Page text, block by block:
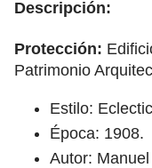
Descripción:
Protección:
Patrimonio
Estilo:
Época: 1908.
Autor: